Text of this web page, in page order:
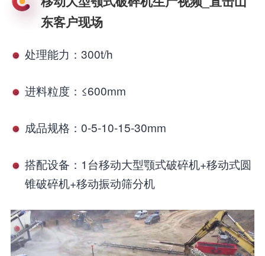
东客户现场
处理能力：300t/h
进料粒度：≤600mm
成品规格：0-5-10-15-30mm
搭配设备：1台移动大型颚式破碎机+移动式圆
锥破碎机+移动振动筛分机